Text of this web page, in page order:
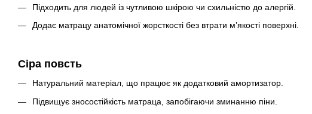
Підходить для людей із чутливою шкірою чи схильністю до алергій.
Додає матрацу анатомічної жорсткості без втрати м’якості поверхні.
Сіра повсть
Натуральний матеріал, що працює як додатковий амортизатор.
Підвищує зносостійкість матраца, запобігаючи зминанню піни.